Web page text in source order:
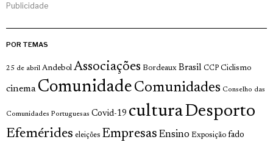
Publicidade
POR TEMAS
25 de abril Andebol Associações Bordeaux Brasil CCP Ciclismo
cinema Comunidade Comunidades Conselho das
Comunidades Portuguesas Covid-19 culturaDesporto
Efemérides eleições Empresas Ensino Exposição fado